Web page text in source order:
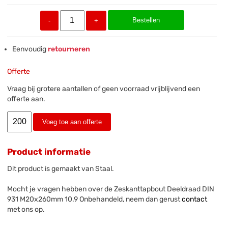
- + Bestellen
Eenvoudigretourneren
Offerte
Vraag bij grotere aantallen of geen voorraad vrijblijvend een
offerte aan.
Voeg toe aan offerte
Product informatie
Dit product is gemaakt van Staal.
Mocht je vragen hebben over de Zeskanttapbout Deeldraad DIN
931 M20x260mm 10.9 Onbehandeld, neem dan gerustcontact
met ons op.